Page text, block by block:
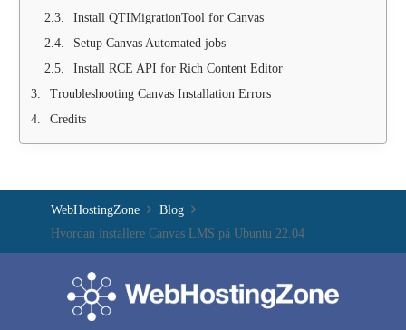
Install QTIMigrationTool for Canvas
Setup Canvas Automated jobs
Install RCE API for Rich Content Editor
Troubleshooting Canvas Installation Errors
Credits
WebHostingZone
Blog
Hvordan installere Canvas LMS på Ubuntu 22.04